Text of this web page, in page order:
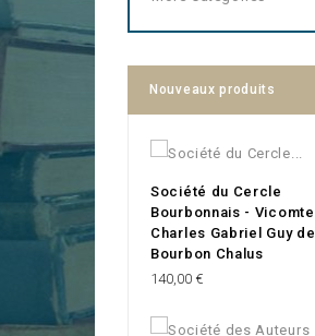
Nouveaux produits
Société du Cercle
Bourbonnais - Vicomte
Charles Gabriel Guy de
Bourbon Chalus
Prix
140,00 €